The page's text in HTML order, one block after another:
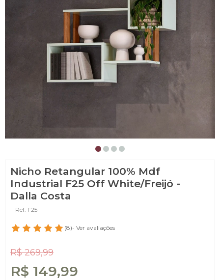
Nicho Retangular 100% Mdf
Industrial F25 Off White/Freijó -
Dalla Costa
Ref: F25
(8)- Ver avaliações
R$ 269,99
R$ 149,99